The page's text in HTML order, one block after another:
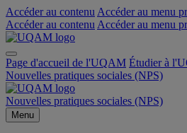
Accéder au contenu Accéder au menu
Accéder au contenu Accéder au menu
Page d'accueil de l'UQAM Étudier à
Nouvelles pratiques sociales (NPS)
Nouvelles pratiques sociales (NPS)
Menu